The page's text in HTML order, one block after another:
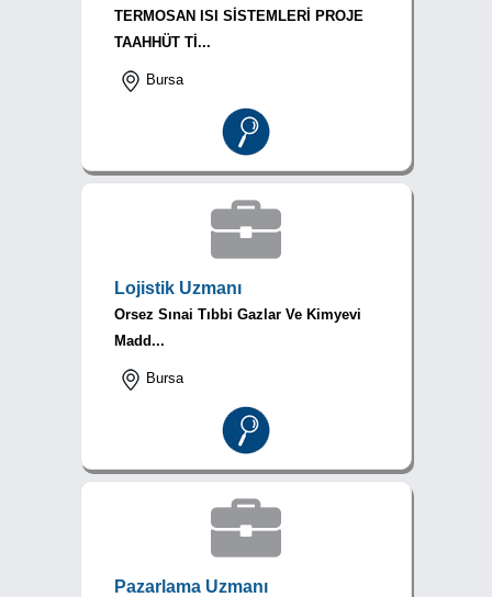
TERMOSAN ISI SİSTEMLERİ PROJE
TAAHHÜT Tİ...
Bursa
Lojistik Uzmanı
Orsez Sınai Tıbbi Gazlar Ve Kimyevi
Madd...
Bursa
Pazarlama Uzmanı